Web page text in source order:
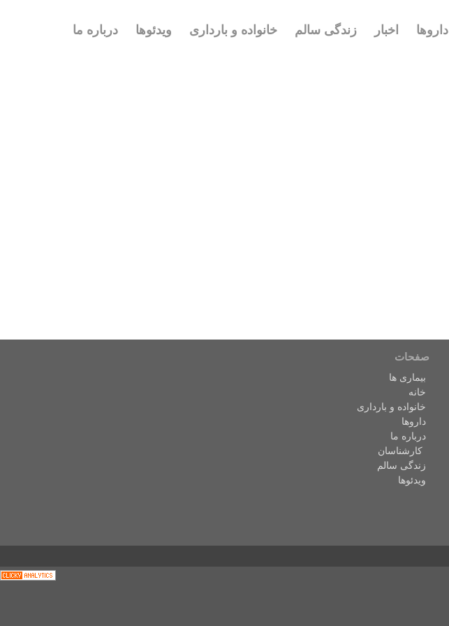
داروها اخبار زندگی سالم خانواده و بارداری ویدئوها درباره ما
صفحات
بیماری ها
خانه
خانواده و بارداری
داروها
درباره ما
کارشناسان
زندگی سالم
ویدئوها